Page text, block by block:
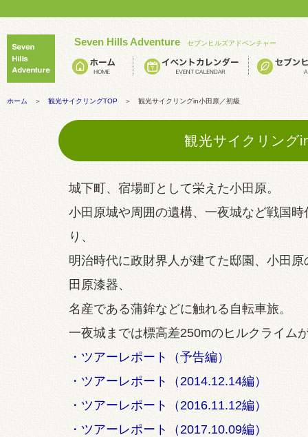
Seven Hills Adventure セブンヒルズアドベンチャー
ホーム ＞ 観光サイクリングTOP ＞ 観光サイクリングin小田原／初級
観光サイクリング
城下町、宿場町として栄えた小田原。
小田原城や周囲の遺構、一夜城など戦国
り、
明治時代に政財界人が建てた邸園、小田
田原漆器、
名産である蒲鉾などに触れる自転車旅。
一夜城までは標高差250mのヒルクライム
・ツアーレポート（予告編）
・ツアーレポート（2014.12.14編）
・ツアーレポート（2016.11.12編）
・ツアーレポート（2017.10.09編）